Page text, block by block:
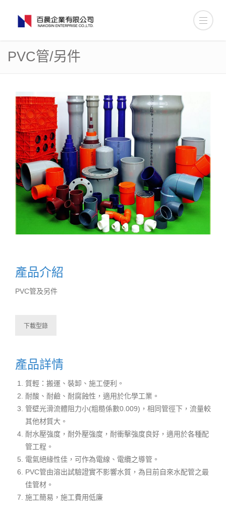
PVC管/另件
產品介紹
PVC管及另件
下載型錄
產品詳情
質輕：搬運、裝卸、施工便利。
耐酸、耐鹼、耐腐蝕性，適用於化學工業。
管壁光滑流體阻力小(粗糙係數0.009)，相同管徑下，流量較
其他材質大。
耐水壓強度，耐外壓強度，耐衝擊強度良好，適用於各種配
管工程。
電氣絕緣性佳，可作為電線、電纜之導管。
PVC管由溶出試驗證實不影響水質，為目前自來水配管之最
佳管材。
施工簡易，施工費用低廉